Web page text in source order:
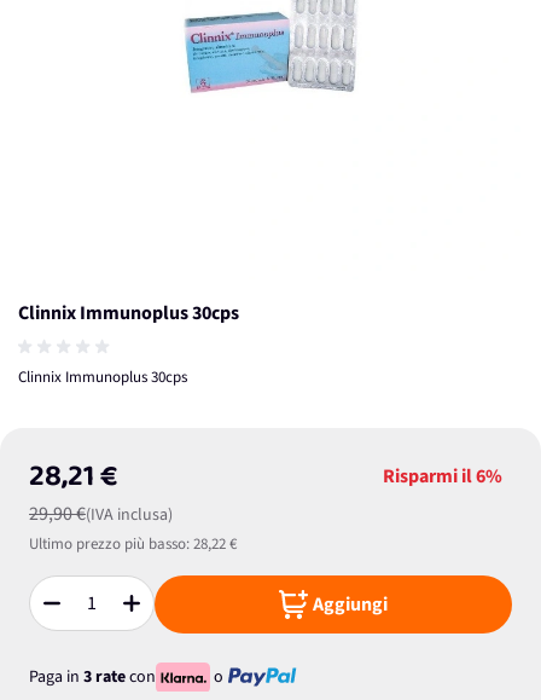
Clinnix Immunoplus 30cps
Clinnix Immunoplus 30cps
28,21 €
29,90 €(IVA inclusa)
Risparmi il6%
Ultimo prezzo più basso:28,22 €
Quantità Aggiungi
Paga in 3 ratecon
o